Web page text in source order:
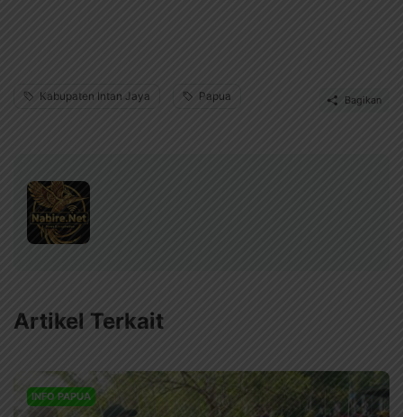
Kabupaten Intan Jaya Papua Bagikan
Artikel Terkait
INFO PAPUA